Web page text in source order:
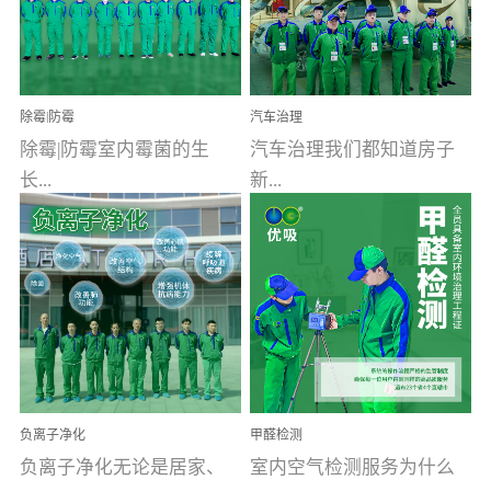
多彩的家居产品和生活情
调，但也带来了以甲醛为
首的室内...
毒的功效，杀菌率
99.99%。相对于传统消毒
液来说，无...
除霉|防霉
除霉|防霉室内霉菌的生
长...
受温度、湿度、基质养
分、通风四个条件影响，
温暖潮湿、营养物质多、
通风缓慢的空间最易滋生
大量霉菌的...
汽车治理
汽车治理我们都知道房子
新...
装修完会有甲醛，其实汽
车的甲醛超标问题更为严
重。汽车的空间范围小，
配件、皮具、装饰多，这
些都是汽...
负离子净化
负离子净化无论是居家、
甲醛检测
室内空气检测服务为什么